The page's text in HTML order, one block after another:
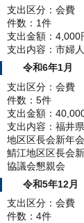
支出区分：会費
件数：1件
支出金額：4,000
支出内容：市婦
令和6年1月
支出区分：会費
件数：5件
支出金額：
支出内容：福井
地区区長会新年
鯖江地区区長会
協議会懇親会
令和5年12月
支出区分：会費
件数：4件